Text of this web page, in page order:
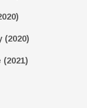
(2020)